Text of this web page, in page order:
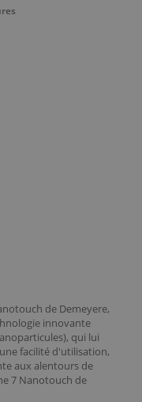
de Demeyere,
innovante
qui lui
facilité d'utilisation,
aux alentours de
7 Nanotouch de